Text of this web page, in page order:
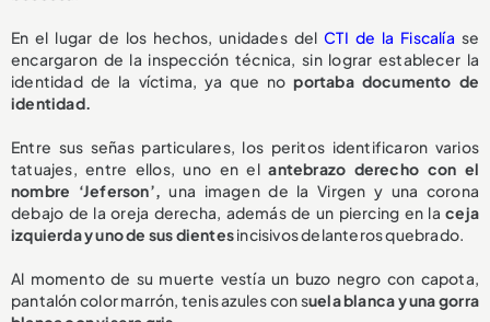
En el lugar de los hechos, unidades delCTI de la Fiscalía se
encargaron de la inspección técnica, sin lograr establecer la
identidad de la víctima, ya que noportaba documento de
identidad.
Entre sus señas particulares, los peritos identificaron varios
tatuajes, entre ellos, uno en elantebrazo derecho con el
nombre ‘Jeferson’, una imagen de la Virgen y una corona
debajo de la oreja derecha, además de un piercing en laceja
izquierda y uno de sus dientesincisivos delanteros quebrado.
Al momento de su muerte vestía un buzo negro con capota,
pantalón color marrón, tenis azules con suela blanca y una gorra